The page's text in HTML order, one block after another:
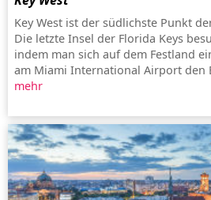
Key West ist der südlichste Punkt
Die letzte Insel der Florida Keys
indem man sich auf dem Festland
am Miami International Airport den
mehr